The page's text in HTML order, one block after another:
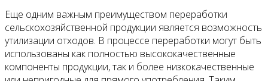
Еще одним важным преимуществом переработки
сельскохозяйственной продукции является возможность
утилизации отходов. В процессе переработки могут быть
использованы как полностью высококачественные
компоненты продукции, так и более низкокачественные